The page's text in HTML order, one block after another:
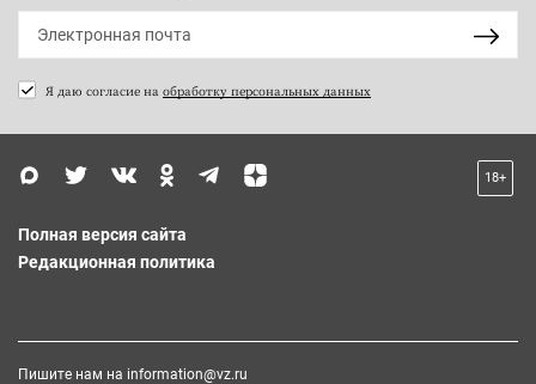
Я даю согласие на обработку персональных данных
18+
Полная версия сайта
Редакционная политика
Пишите нам на information@vz.ru